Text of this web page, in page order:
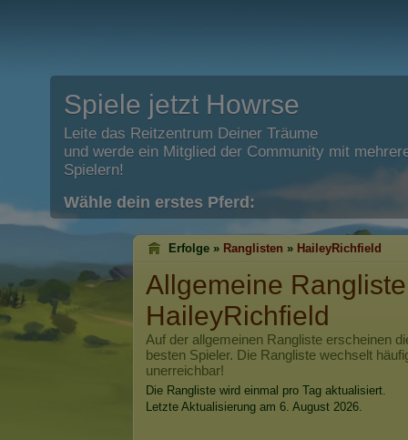
Spiele jetzt Howrse
Leite das Reitzentrum Deiner Träume
und werde ein Mitglied der Community mit
Spielern!
Wähle dein erstes Pferd:
Erfolge » Ranglisten » HaileyRichfield
Allgemeine
HaileyRichfield
Auf der allgemeinen Rangliste erscheinen
besten Spieler. Die Rangliste wechselt
unerreichbar!
Die Rangliste wird einmal pro Tag aktualisiert.
Letzte Aktualisierung am 6. August 2026.